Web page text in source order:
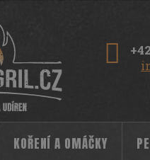
KOŘENÍ A OMÁČKY